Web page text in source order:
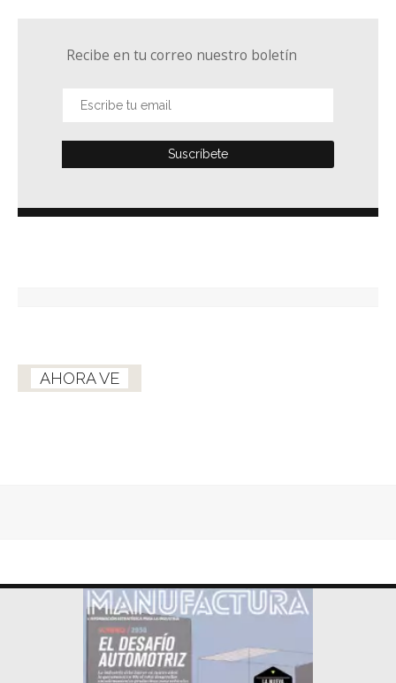
Recibe en tu correo nuestro boletín
AHORA VE